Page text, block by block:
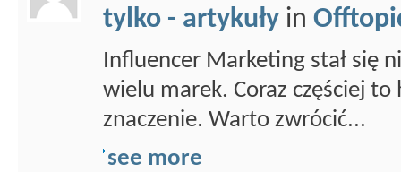
tylko - artykuły in
Influencer Marketing stał się
wielu marek. Coraz częściej
znaczenie. Warto zwrócić...
see more